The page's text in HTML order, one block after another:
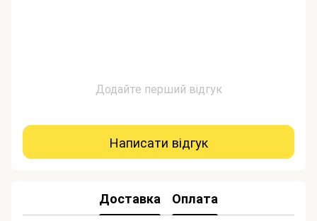
Додайте перший відгук
Написати відгук
Доставка Оплата